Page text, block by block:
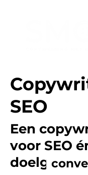
SEO
Een
voor SEO
doelgroep